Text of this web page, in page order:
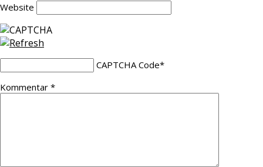
Website
CAPTCHA Code*
Kommentar *